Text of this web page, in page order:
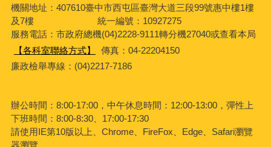
機關地址：407610臺中市西屯區臺灣大道三段99號惠中樓1樓
及7樓 統一編號：10927275
服務電話：市政府總機(04)2228-9111轉分機27040或查看本局
【各科室聯絡方式】
傳真：04-22204150
廉政檢舉專線：(04)2217-7186
辦公時間：8:00-17:00，中午休息時間：12:00-13:00，彈性上
下班時間：8:00-8:30、17:00-17:30
請使用IE第10版以上、Chrome、FireFox、Edge、Safari瀏覽